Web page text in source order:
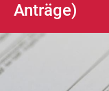
Anträge)